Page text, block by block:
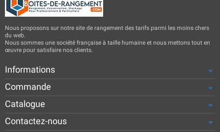
Nous proposons sur notre site de rangement des tarifs parmi les moins chers
du web.
Nous sommes une société française à taille humaine et nous mettons tout en
œuvre pour satisfaire nos clients.
Informations
Commande
Catalogue
Contactez-nous